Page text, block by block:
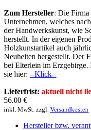
Zum Hersteller: Die Firma
Unternehmen, welches
der Handwerkskunst, wie
herstellt. In der eigenen
Holzkunstartikel auch
Neuheiten hergestellt. Der
bei Elterlein im
sie hier: --Klick--
Lieferfrist: aktuell nicht
56.00 €
inkl. MwSt. zzgl. Versandkosten
Hersteller bzw.